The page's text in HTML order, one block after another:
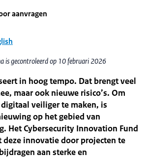
aanvragen
is gecontroleerd op 10 februari 2026
in hoog tempo. Dat brengt veel
maar ook nieuwe risico’s. Om
veiliger te maken, is
op het gebied van
Het Cybersecurity Innovation Fund
deze innovatie door projecten te
aan sterke en